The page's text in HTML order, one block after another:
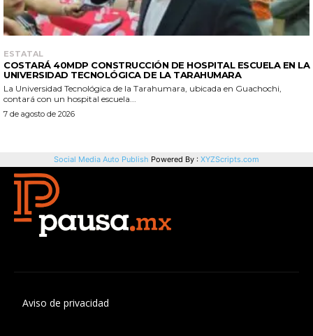
Aviso de privacidad